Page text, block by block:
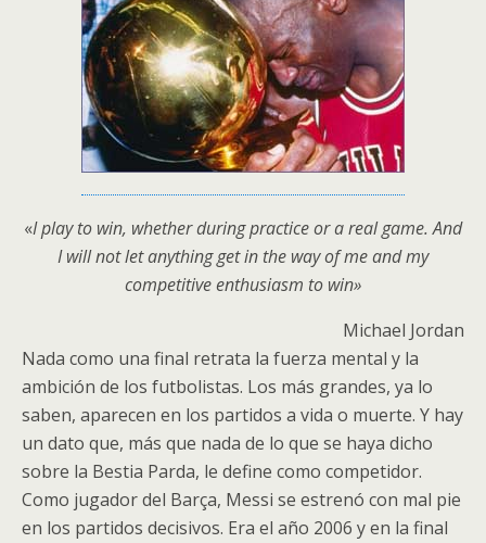
«I play to win, whether during practice or a real game. And
I will not let anything get in the way of me and my
competitive enthusiasm to win»
Michael Jordan
Nada como una final retrata la fuerza mental y la
ambición de los futbolistas. Los más grandes, ya lo
saben, aparecen en los partidos a vida o muerte. Y hay
un dato que, más que nada de lo que se haya dicho
sobre la Bestia Parda, le define como competidor.
Como jugador del Barça, Messi se estrenó con mal pie
en los partidos decisivos. Era el año 2006 y en la final